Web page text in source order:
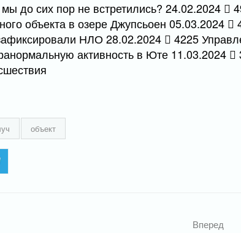
до сих пор не встретились? 24.02.2024
объекта в озере Джупсьоен 05.03.2024
НЛО 28.02.2024
4225
активность в Юте 11.03.2024
объект
Вперед